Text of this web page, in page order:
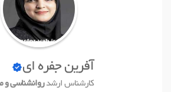
آفرین جفره ای
کارشناس ارشدروانشناسی و